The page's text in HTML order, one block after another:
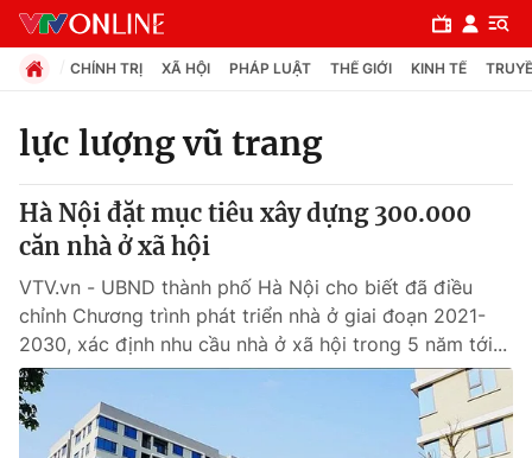
Chuyên mục
Chính trị
Xã hội
Pháp luật
Y tế
CHÍNH TRỊ XÃ HỘI PHÁP LUẬT THẾ GIỚI KINH TẾ
lực lượng vũ trang
Hà Nội đặt mục tiêu xây dựng 300.000
căn nhà ở xã hội
VTV.vn - UBND thành phố Hà Nội cho biết đã điều
chỉnh Chương trình phát triển nhà ở giai đoạn 2021-
2030, xác định nhu cầu nhà ở xã hội trong 5 năm tới...